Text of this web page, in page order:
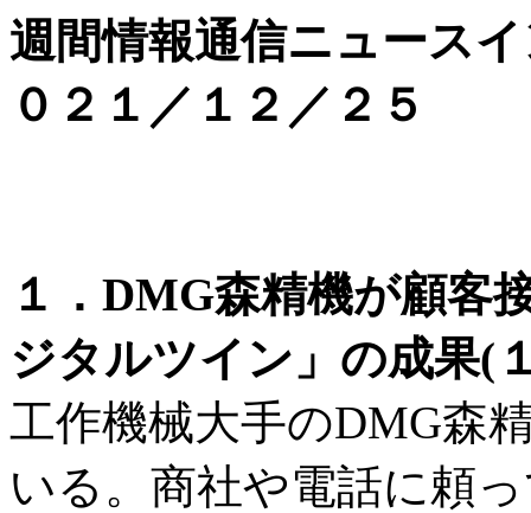
週間情報通信ニュース
０２１／１２／２５
１．DMG森精機が顧客
ジタルツイン」の成果
工作機械大手のDMG森
いる。商社や電話に頼